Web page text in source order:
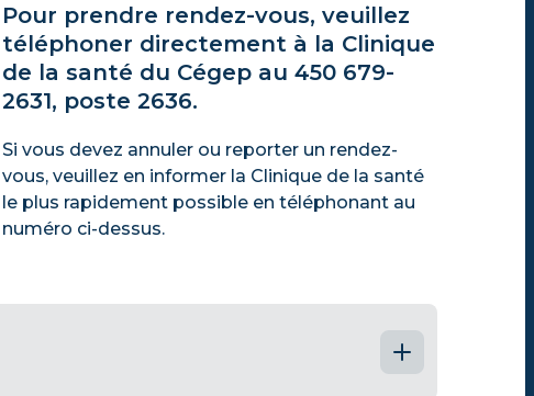
Pour prendre rendez-vous, veuillez
téléphoner directement à la Clinique
de la santé du Cégep au 450 679-
2631, poste 2636.
Si vous devez annuler ou reporter un rendez-
vous, veuillez en informer la Clinique de la santé
le plus rapidement possible en téléphonant au
numéro ci-dessus.